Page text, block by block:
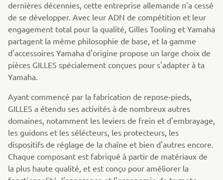
dernières décennies, cette entreprise allemande n'a cessé
de se développer. Avec leur ADN de compétition et leur
engagement total pour la qualité, Gilles Tooling et Yamaha
partagent la même philosophie de base, et la gamme
d'accessoires Yamaha d'origine propose un large choix de
pièces GILLES spécialement conçues pour s'adapter à ta
Yamaha.
Ayant commencé par la fabrication de repose-pieds,
GILLES a étendu ses activités à de nombreux autres
domaines, notamment les leviers de frein et d'embrayage,
les guidons et les sélécteurs, les protecteurs, les
dispositifs de réglage de la chaîne et bien d'autres encore.
Chaque composant est fabriqué à partir de matériaux de
la plus haute qualité, et est conçu pour améliorer la